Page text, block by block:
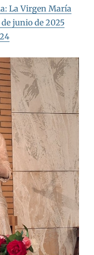
La Virgen María
junio de 2025